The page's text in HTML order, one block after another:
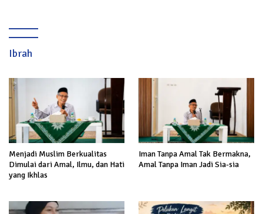
Ibrah
Menjadi Muslim Berkualitas
Dimulai dari Amal, Ilmu, dan Hati
yang Ikhlas
Iman Tanpa Amal Tak Bermakna,
Amal Tanpa Iman Jadi Sia-sia